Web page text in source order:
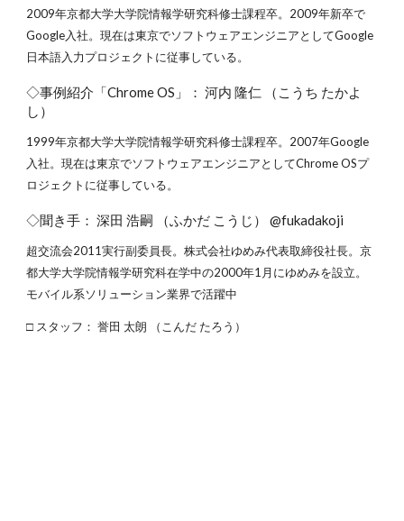
2009年京都大学大学院情報学研究科修士課程卒。2009年新卒で
Google入社。現在は東京でソフトウェアエンジニアとしてGoogle
日本語入力プロジェクトに従事している。
◇事例紹介「Chrome OS」： 河内 隆仁 （こうち たかよ
し）
1999年京都大学大学院情報学研究科修士課程卒。2007年Google
入社。現在は東京でソフトウェアエンジニアとしてChrome OSプ
ロジェクトに従事している。
◇聞き手： 深田 浩嗣 （ふかだ こうじ） @fukadakoji
超交流会2011実行副委員長。株式会社ゆめみ代表取締役社長。京
都大学大学院情報学研究科在学中の2000年1月にゆめみを設立。
モバイル系ソリューション業界で活躍中
□ スタッフ： 誉田 太朗 （こんだ たろう）